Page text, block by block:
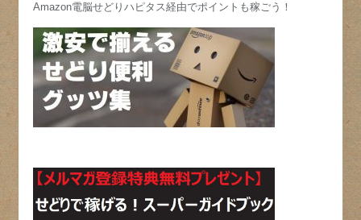
Amazon電脳せどりハピタス経由でポイントも稼ごう！